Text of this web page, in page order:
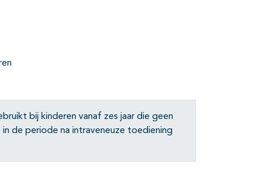
bij kinderen vanaf zes jaar die geen
de periode na intraveneuze toediening